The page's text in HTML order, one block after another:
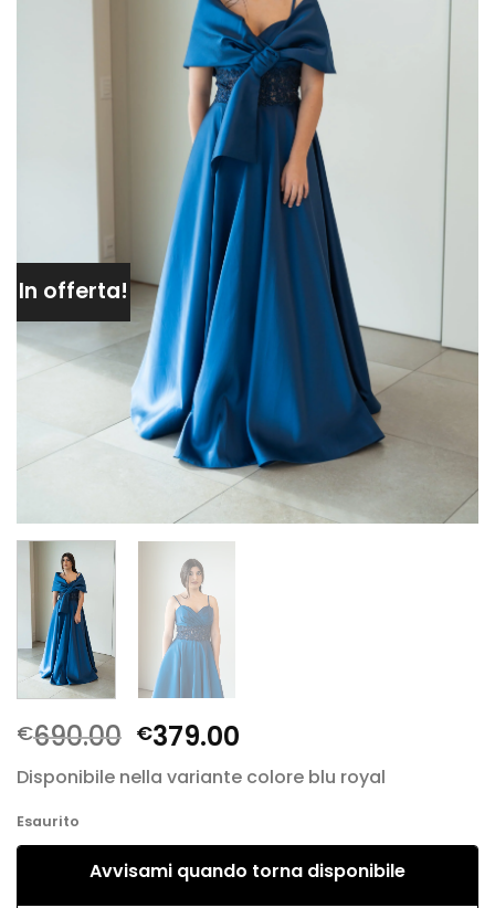
In offerta!
€690.00 Il
prezzo
originale
€690.00.
€379.00
prezzo
attuale
€379.00.
Disponibile nella variante colore blu royal
Esaurito
Avvisami quando torna disponibile